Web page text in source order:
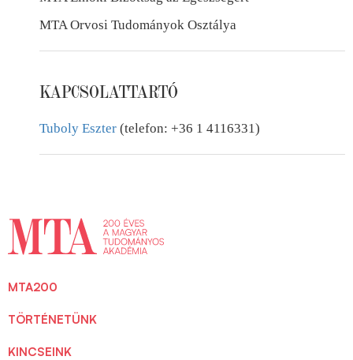
MTA Orvosi Tudományok Osztálya
KAPCSOLATTARTÓ
Tuboly Eszter (telefon: +36 1 4116331)
MTA200
TÖRTÉNETÜNK
KINCSEINK